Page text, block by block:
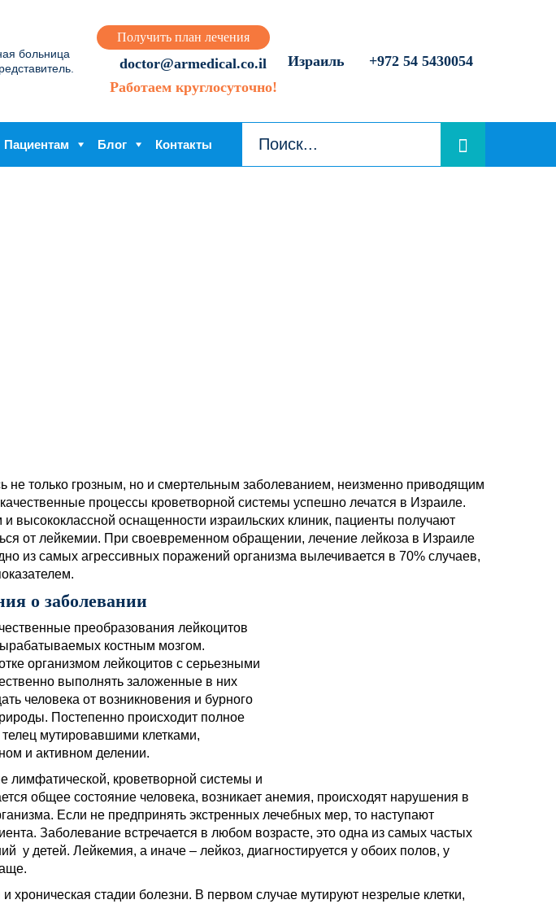
больница
Получить план лечения
doctor@armedical.co.il
Работаем круглосуточно!
Израиль +972 54 5430054
Пациентам Блог Контакты
не только грозным, но и смертельным заболеванием, неизменно приводящим
процессы кроветворной системы успешно лечатся в Израиле.
высококлассной оснащенности израильских клиник, пациенты получают
от лейкемии. При своевременном обращении, лечение лейкоза в Израиле
из самых агрессивных поражений организма вылечивается в 70% случаев,
о заболевании
преобразования лейкоцитов
костным мозгом.
организмом лейкоцитов с серьезными
выполнять заложенные в них
человека от возникновения и бурного
Постепенно происходит полное
мутировавшими клетками,
и активном делении.
лимфатической, кроветворной системы и
общее состояние человека, возникает анемия, происходят нарушения в
Если не предпринять экстренных лечебных мер, то наступают
Заболевание встречается в любом возрасте, это одна из самых частых
у детей. Лейкемия, а иначе – лейкоз, диагностируется у обоих полов, у
хроническая стадии болезни. В первом случае мутируют незрелые клетки,